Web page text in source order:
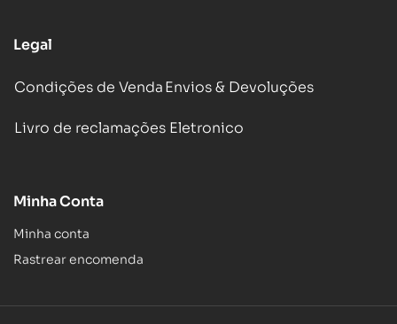
Legal
Condições de VendaEnvios & Devoluções
Livro de reclamações Eletronico
Minha Conta
Minha conta
Rastrear encomenda